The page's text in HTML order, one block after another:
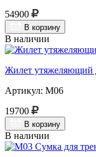
54900
В корзину
В наличии
Жилет утяжеляющий
Артикул: М06
19700
В корзину
В наличии